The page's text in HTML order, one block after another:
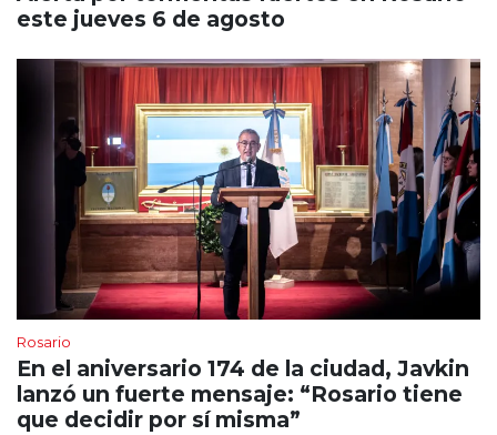
este jueves 6 de agosto
Rosario
En el aniversario 174 de la ciudad, Javkin
lanzó un fuerte mensaje: “Rosario tiene
que decidir por sí misma”